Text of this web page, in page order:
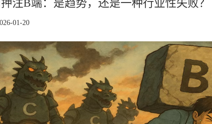
注B端：是趋势，还是一种行业性失败？
01-20